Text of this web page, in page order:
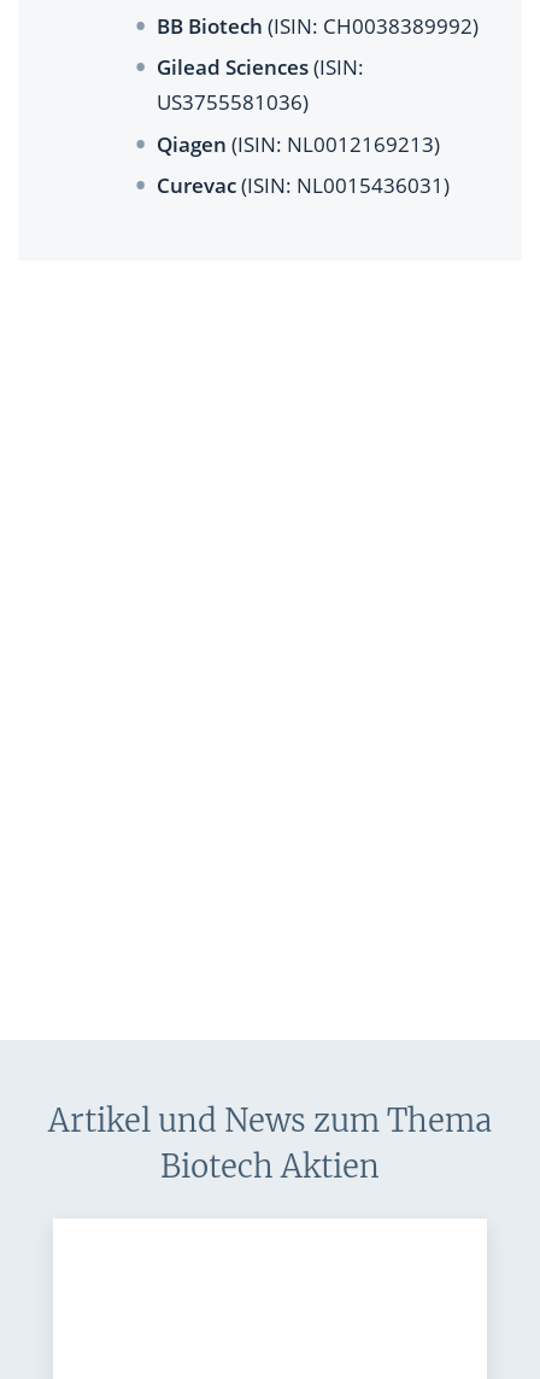
BB Biotech (ISIN: CH0038389992)
Gilead Sciences(ISIN:
US3755581036)
Qiagen (ISIN: NL0012169213)
Curevac(ISIN: NL0015436031)
Artikel und News zum Thema
Biotech Aktien